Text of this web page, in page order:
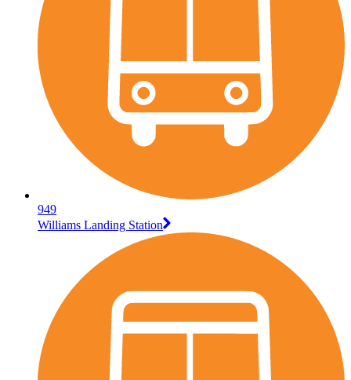
949
Williams Landing Station